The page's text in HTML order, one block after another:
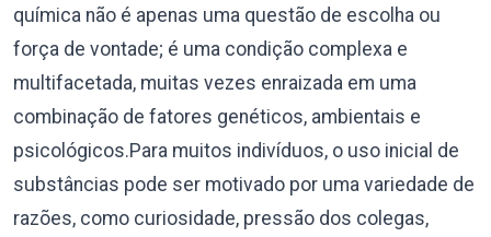
química não é apenas uma questão de escolha ou
força de vontade; é uma condição complexa e
multifacetada, muitas vezes enraizada em uma
combinação de fatores genéticos, ambientais e
psicológicos.Para muitos indivíduos, o uso inicial de
substâncias pode ser motivado por uma variedade de
razões, como curiosidade, pressão dos colegas,